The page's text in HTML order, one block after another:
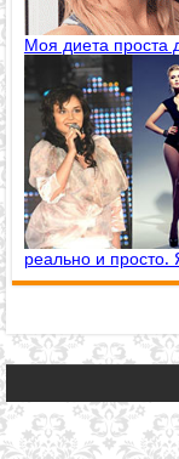
Моя диета проста
реально и просто.